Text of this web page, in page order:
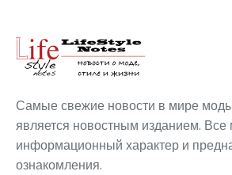
Самые свежие новости в мире
является новостным изданием.
информационный характер и
ознакомления.